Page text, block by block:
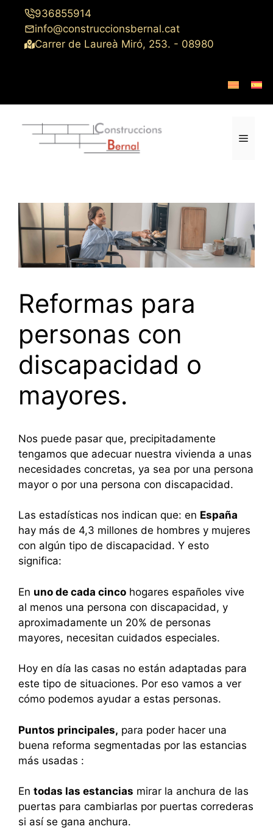
Saltar
contenido
936855914
info@construccionsbernal.cat
Carrer de Laureà Miró, 253. - 08980
Menú
Reformas para
personas con
discapacidad o
mayores.
Nos puede pasar que, precipitadamente
tengamos que adecuar nuestra vivienda a unas
necesidades concretas, ya sea por una persona
mayor o por una persona con discapacidad.
Las estadísticas nos indican que: en España
hay más de 4,3 millones de hombres y mujeres
con algún tipo de discapacidad. Y esto
significa:
En uno de cada cinco hogares españoles vive
al menos una persona con discapacidad, y
aproximadamente un 20% de personas
mayores, necesitan cuidados especiales.
Hoy en día las casas no están adaptadas para
este tipo de situaciones. Por eso vamos a ver
cómo podemos ayudar a estas personas.
Puntos principales, para poder hacer una
buena reforma segmentadas por las estancias
más usadas :
En todas las estancias mirar la anchura de las
puertas para cambiarlas por puertas correderas
si así se gana anchura.